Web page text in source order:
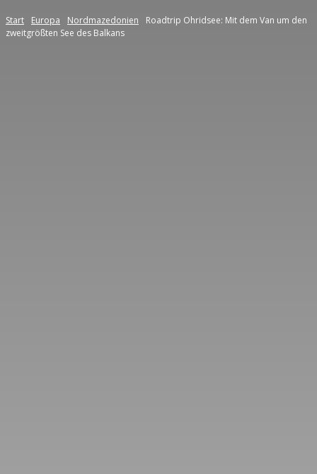
Start Europa Nordmazedonien
Roadtrip Ohridsee: Mit dem Van um den
zweitgrößten See des Balkans